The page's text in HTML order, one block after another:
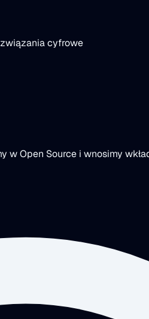
cyfrowe
Open Source i wnosimy